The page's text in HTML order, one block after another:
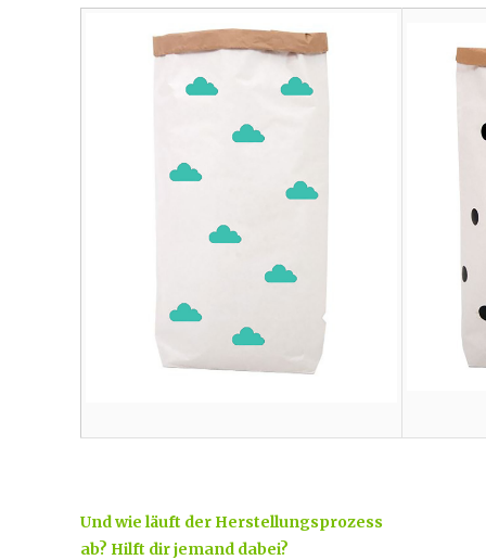
Und wie läuft der Herstellungsprozess
ab? Hilft dir jemand dabei?